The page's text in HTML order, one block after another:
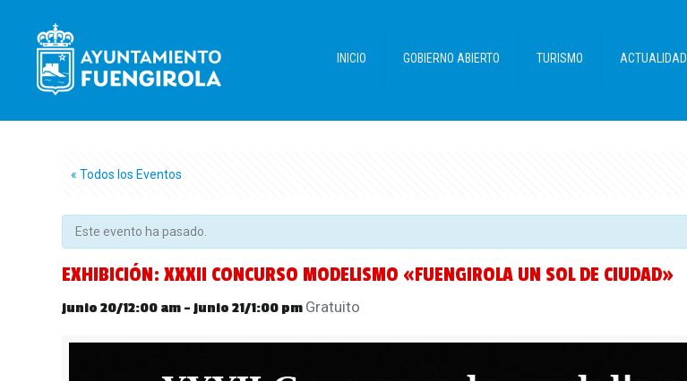
INICIO GOBIERNO ABIERTO TURISMO ACTUALIDAD
« Todos los Eventos
Este evento ha pasado.
EXHIBICIÓN: XXXII CONCURSO MODELISMO «FUENGIROLA UN SOL DE CIUDAD»
junio 20/12:00 am -junio 21/1:00 pm Gratuito